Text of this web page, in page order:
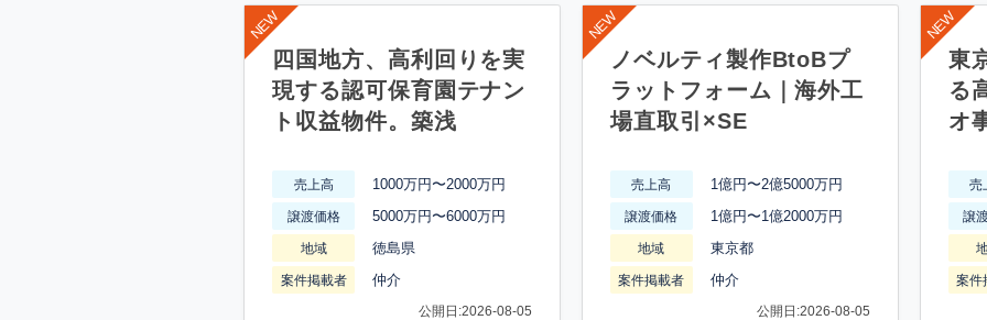
四国地方、高利回りを実
現する認可保育園テナン
ト収益物件。築浅
売上高 1000万円〜2000万円
譲渡価格 5000万円〜6000万円
地域 徳島県
案件掲載者 仲介
公開日:2026-08-05
ノベルティ製作BtoBプ
ラットフォーム｜海外工
場直取引×SE
売上高 1億円〜2億5000万円
譲渡価格 1億円〜1億2000万円
地域 東京都
案件掲載者 仲介
公開日:2026-08-05
東
る
オ
売
譲
案件